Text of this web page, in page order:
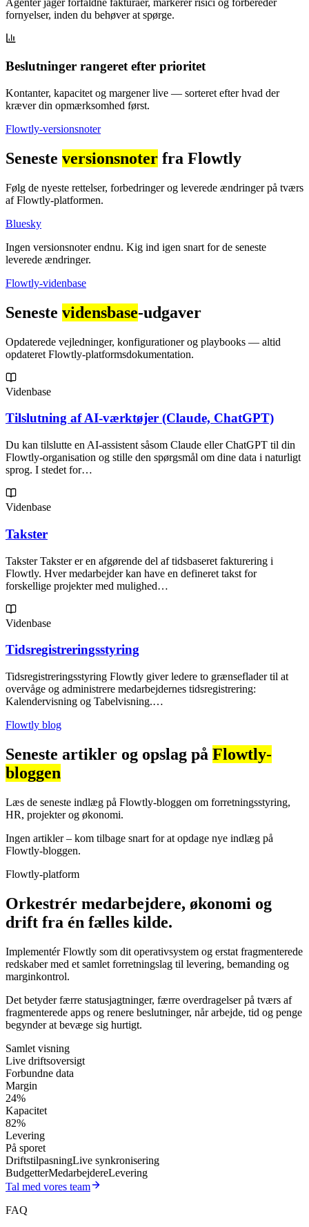
fornyelser, inden du behøver at spørge.
Beslutninger rangeret efter prioritet
Kontanter, kapacitet og margener live — sorteret efter hvad der
kræver din opmærksomhed først.
Flowtly-versionsnoter
Seneste versionsnoter fra Flowtly
Følg de nyeste rettelser, forbedringer og leverede ændringer på tværs
af Flowtly-platformen.
Bluesky
Ingen versionsnoter endnu. Kig ind igen snart for de seneste
leverede ændringer.
Flowtly-videnbase
Seneste vidensbase-udgaver
Opdaterede vejledninger, konfigurationer og playbooks — altid
opdateret Flowtly-platformsdokumentation.
Videnbase
Tilslutning af AI-værktøjer (Claude, ChatGPT)
Du kan tilslutte en AI-assistent såsom Claude eller ChatGPT til din
Flowtly-organisation og stille den spørgsmål om dine data i naturligt
sprog. I stedet for…
Videnbase
Takster
Takster Takster er en afgørende del af tidsbaseret fakturering i
Flowtly. Hver medarbejder kan have en defineret takst for
forskellige projekter med mulighed…
Videnbase
Tidsregistreringsstyring
Tidsregistreringsstyring Flowtly giver ledere to grænseflader til at
overvåge og administrere medarbejdernes tidsregistrering:
Kalendervisning og Tabelvisning.…
Flowtly blog
Seneste artikler og opslag på Flowtly-
bloggen
Læs de seneste indlæg på Flowtly-bloggen om forretningsstyring,
HR, projekter og økonomi.
Ingen artikler – kom tilbage snart for at opdage nye indlæg på
Flowtly-bloggen.
Flowtly-platform
Orkestrér medarbejdere, økonomi og
drift fra én fælles kilde.
Implementér Flowtly som dit operativsystem og erstat fragmenterede
redskaber med et samlet forretningslag til levering, bemanding og
marginkontrol.
Det betyder færre statusjagtninger, færre overdragelser på tværs af
fragmenterede apps og renere beslutninger, når arbejde, tid og penge
begynder at bevæge sig hurtigt.
Samlet visning
Live driftsoversigt
Forbundne data
Margin
24%
Kapacitet
82%
Levering
På sporet
DriftstilpasningLive synkronisering
BudgetterMedarbejdereLevering
Tal med vores team
FAQ